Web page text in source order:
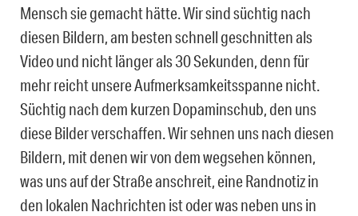
Mensch sie gemacht hätte. Wir sind süchtig nach
diesen Bildern, am besten schnell geschnitten als
Video und nicht länger als 30 Sekunden, denn für
mehr reicht unsere Aufmerksamkeitsspanne nicht.
Süchtig nach dem kurzen Dopaminschub, den uns
diese Bilder verschaffen. Wir sehnen uns nach diesen
Bildern, mit denen wir von dem wegsehen können,
was uns auf der Straße anschreit, eine Randnotiz in
den lokalen Nachrichten ist oder was neben uns in